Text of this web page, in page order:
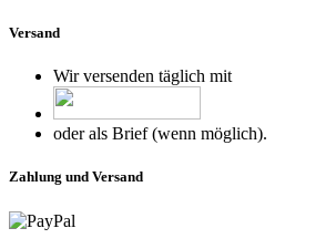
Versand
Wir versenden täglich mit
oder als Brief (wenn möglich).
Zahlung und Versand